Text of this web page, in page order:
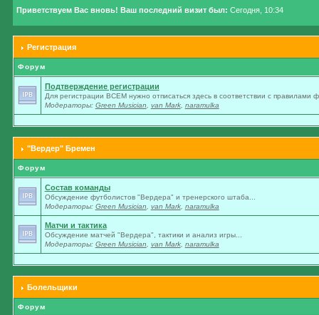
Приветствуем Вас вновь! Ваш последний визит был: Сегодня, 10:34
Регистрация
Форум
Подтверждение регистрации
Для регистрации ВСЕМ нужно отписаться здесь в соответствии с правилами
Модераторы: Green Musician van Mark, naramulka
"Вердер" Бремен
Форум
Состав команды
Обсуждение футболистов "Вердера" и тренерского штаба...
Модераторы: Green Musician van Mark, naramulka
Матчи и тактика
Обсуждение матчей "Вердера", тактики и анализ игры...
Модераторы: Green Musician van Mark, naramulka
Болельщики
Форум